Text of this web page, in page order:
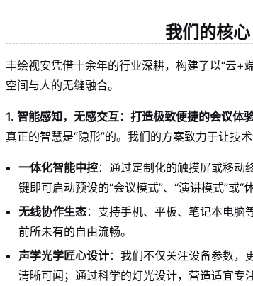
我们的核
丰绘视安凭借十余年的行业深耕，构建了以“云+
空间与人的无缝融合。
1. 智能感知，无感交互：打造极致便捷的会议体
真正的智慧是“隐形”的。我们的方案致力于让技
一体化智能中控：通过定制化的触摸屏或移动
键即可启动预设的“会议模式”、“演讲模式”或“
无线协作生态：支持手机、平板、笔记本电脑
前所未有的自由流畅。
声学光学匠心设计：我们不仅关注设备参数，
清晰可闻；通过科学的灯光设计，营造适宜专